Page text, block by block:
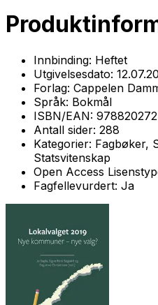
Innbinding: Heftet
Utgivelsesdato:
Forlag: Cappelen
Språk: Bokmål
ISBN/EAN:
Antall sider: 288
Kategorier: Fagbøker,
Statsvitenskap
Open Access
Fagfellevurdert: Ja